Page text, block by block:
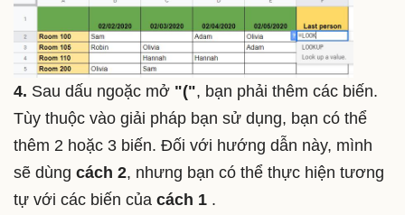
4. Sau dấu ngoặc mở "(", bạn phải thêm các biến.
Tùy thuộc vào giải pháp bạn sử dụng, bạn có thể
thêm 2 hoặc 3 biến. Đối với hướng dẫn này, mình
sẽ dùng cách 2, nhưng bạn có thể thực hiện tương
tự với các biến của cách 1 .